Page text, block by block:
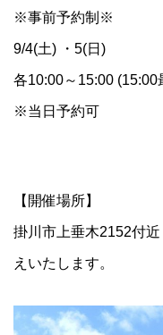
※事前予約制※
9/4(土) ・5(日)
各10:00～15:00 (15:00
※当日予約可
【開催場所】
掛川市上垂木2152付
えいたします。